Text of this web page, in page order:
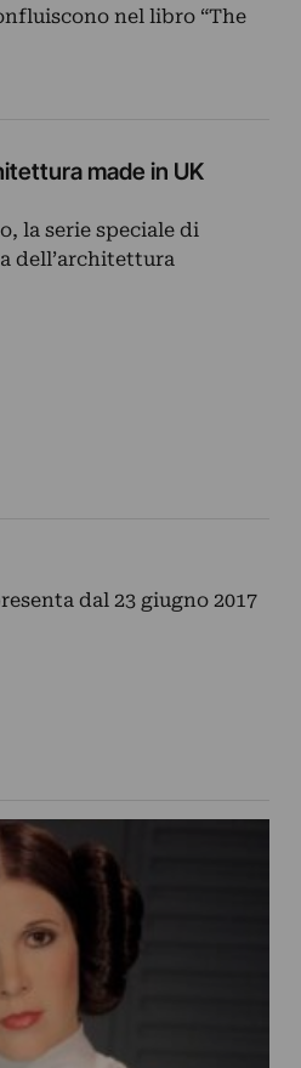
nel libro “The
made in UK
la serie speciale di
dell’architettura
dal 23 giugno 2017